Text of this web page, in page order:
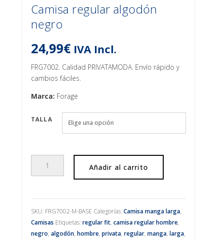
Camisa regular algodón
negro
24,99€ IVA Incl.
FRG7002. Calidad PRIVATAMODA. Envío rápido y
cambios fáciles.
Marca: Forage
TALLA
regular
Añadir al carrito
SKU: FRG7002-M-BASE Categorías: Camisa manga larga,
Camisas Etiquetas: regular fit, camisa regular hombre,
negro, algodón, hombre, privata, regular, manga, larga,